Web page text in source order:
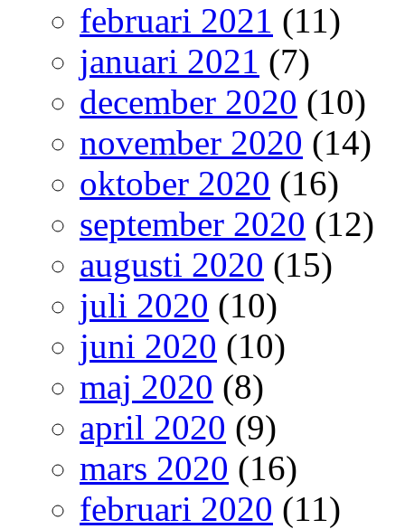
februari 2021 (11)
januari 2021 (7)
december 2020 (10)
november 2020 (14)
oktober 2020 (16)
september 2020 (12)
augusti 2020 (15)
juli 2020 (10)
juni 2020 (10)
maj 2020 (8)
april 2020 (9)
mars 2020 (16)
februari 2020 (11)